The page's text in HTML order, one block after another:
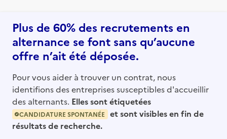
Plus de 60% des recrutements en
alternance se font sans qu’aucune
offre n’ait été déposée.
Pour vous aider à trouver un contrat, nous
identifions des entreprises susceptibles d'accueillir
des alternants. Elles sont étiquetées
CANDIDATURE SPONTANÉE
et sont visibles en fin de
résultats de recherche.